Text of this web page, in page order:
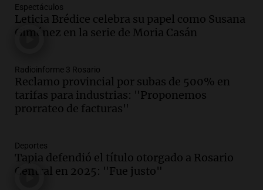
Espectáculos
Leticia Brédice celebra su papel como Susana
Giménez en la serie de Moria Casán
Radioinforme 3 Rosario
Reclamo provincial por subas de 500% en
tarifas para industrias: "Proponemos
prorrateo de facturas"
Deportes
Tapia defendió el título otorgado a Rosario
Central en 2025: "Fue justo"